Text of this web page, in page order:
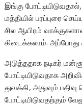
இங்கு
மத்தியில் பரப்புரை
சில ஆயிரம்
கிடைக்கலாம்.
அடுத்ததாக நடிகர்
போட்டியிடுவதாக
துவக்கி, அதுவும்
போட்டியிடுவதற்கும்